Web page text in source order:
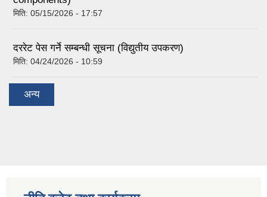
मिति: 05/15/2026 - 17:57
दररेट पेस गर्ने सम्बन्धी सूचना (विद्युतीय उपकरण)
मिति: 04/24/2026 - 10:59
अन्य